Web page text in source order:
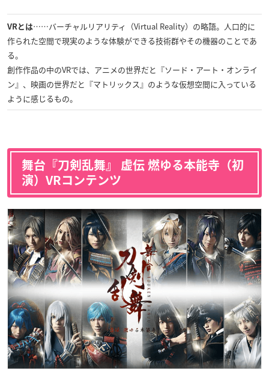
VRとは……バーチャルリアリティ（Virtual Reality）の略語。人口的に
作られた空間で現実のような体験ができる技術群やその機器のことであ
る。
創作作品の中のVRでは、アニメの世界だと『ソード・アート・オンライ
ン』、映画の世界だと『マトリックス』のような仮想空間に入っている
ように感じるもの。
舞台『刀剣乱舞』 虚伝 燃ゆる本能寺（初
演）VRコンテンツ